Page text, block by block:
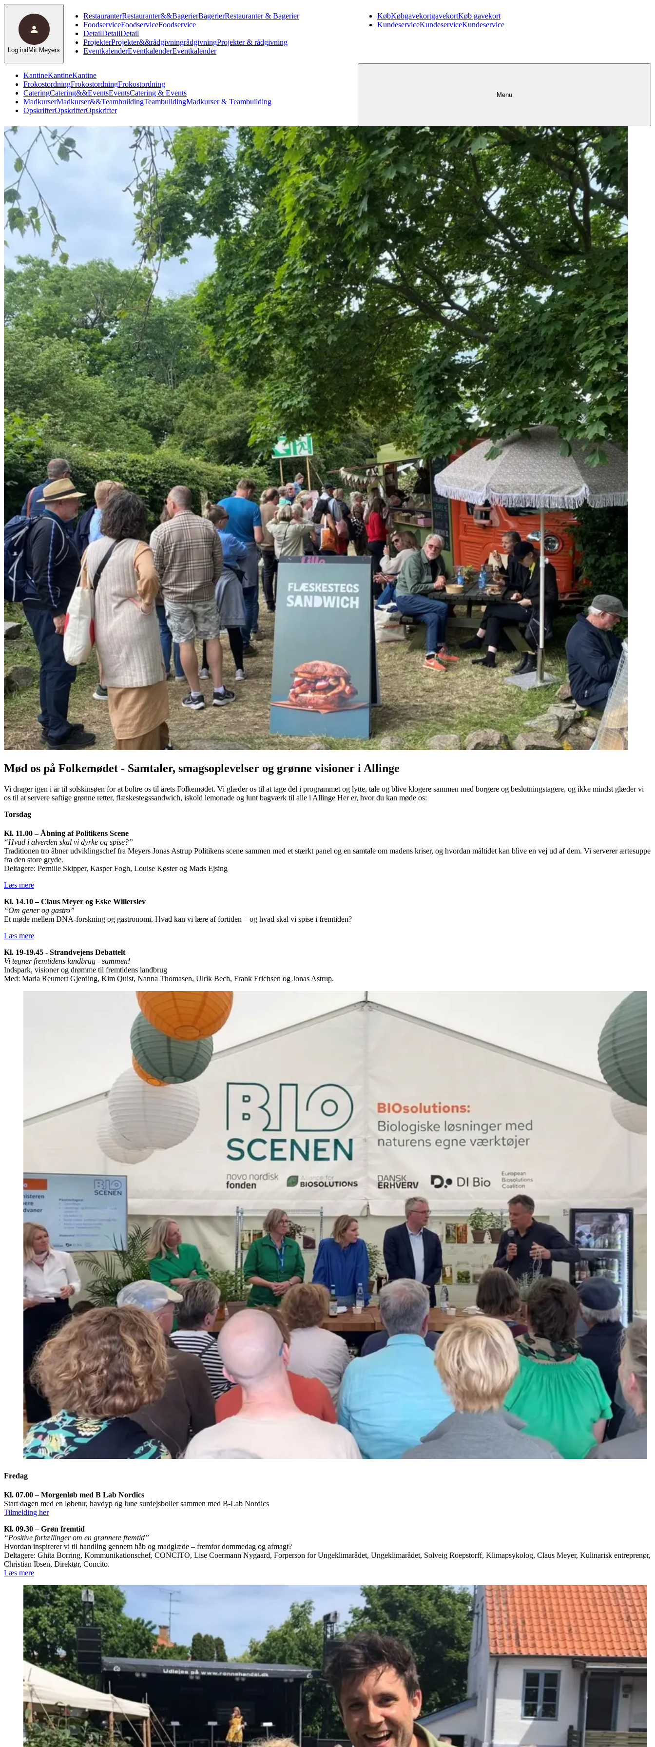
KantineKantineKantine
FrokostordningFrokostordningFrokostordning
CateringCatering&&EventsEventsCatering & Events
MadkurserMadkurser&&TeambuildingTeambuildingMadkurser & Teambuilding
OpskrifterOpskrifterOpskrifter
RestauranterRestauranter&&BagerierBagerierRestauranter & Bagerier
FoodserviceFoodserviceFoodservice
DetailDetailDetail
ProjekterProjekter&&rådgivningrådgivningProjekter & rådgivning
EventkalenderEventkalenderEventkalender
KøbKøbgavekortgavekortKøb gavekort
KundeserviceKundeserviceKundeservice
Log ind Mit Meyers
Menu
Mød os på Folkemødet - Samtaler, smagsoplevelser og grønne visioner i Allinge
Vi drager igen i år til solskinsøen for at boltre os til årets Folkemødet. Vi glæder os til at tage del i programmet og lytte, tale og blive klogere sammen med borgere og beslutningstagere, og ikke mindst glæder vi
os til at servere saftige grønne retter, flæskestegssandwich, iskold lemonade og lunt bagværk til alle i Allinge Her er, hvor du kan møde os:
Torsdag
Kl. 11.00 – Åbning af Politikens Scene
“Hvad i alverden skal vi dyrke og spise?”
Traditionen tro åbner udviklingschef fra Meyers Jonas Astrup Politikens scene sammen med et stærkt panel og en samtale om madens kriser, og hvordan måltidet kan blive en vej ud af dem. Vi serverer ærtesuppe
fra den store gryde.
Deltagere: Pernille Skipper, Kasper Fogh, Louise Køster og Mads Ejsing
Læs mere
Kl. 14.10 – Claus Meyer og Eske Willerslev
“Om gener og gastro”
Et møde mellem DNA-forskning og gastronomi. Hvad kan vi lære af fortiden – og hvad skal vi spise i fremtiden?
Læs mere
Kl. 19-19.45 - Strandvejens Debattelt
Vi tegner fremtidens landbrug - sammen!
Indspark, visioner og drømme til fremtidens landbrug
Med: Maria Reumert Gjerding, Kim Quist, Nanna Thomasen, Ulrik Bech, Frank Erichsen og Jonas Astrup.
Fredag
Kl. 07.00 – Morgenløb med B Lab Nordics
Start dagen med en løbetur, havdyp og lune surdejsboller sammen med B-Lab Nordics
Tilmelding her
Kl. 09.30 – Grøn fremtid
“Positive fortællinger om en grønnere fremtid”
Hvordan inspirerer vi til handling gennem håb og madglæde – fremfor dommedag og afmagt?
Deltagere: Ghita Borring, Kommunikationschef, CONCITO, Lise Coermann Nygaard, Forperson for Ungeklimarådet, Ungeklimarådet, Solveig Roepstorff, Klimapsykolog, Claus Meyer, Kulinarisk entreprenør,
Christian Ibsen, Direktør, Concito.
Læs mere